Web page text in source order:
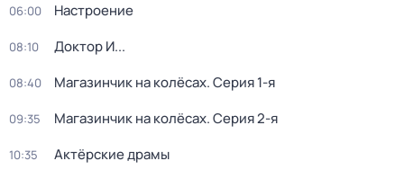
06:00 Настроение
08:10 Доктор И...
08:40 Магазинчик на колёсах. Серия 1-я
09:35 Магазинчик на колёсах. Серия 2-я
10:35 Актёрские драмы